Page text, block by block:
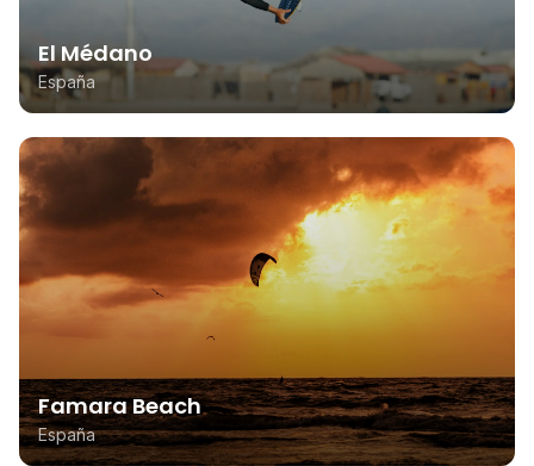
El Médano
España
Famara Beach
España